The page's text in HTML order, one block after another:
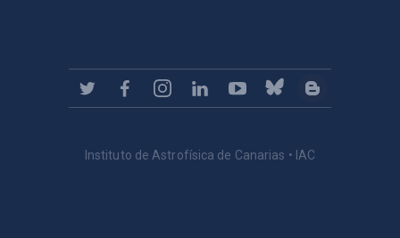
Instituto de Astrofísica de Canarias • IAC